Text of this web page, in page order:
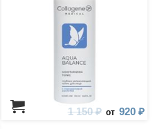
1 150 ₽ от 920 ₽